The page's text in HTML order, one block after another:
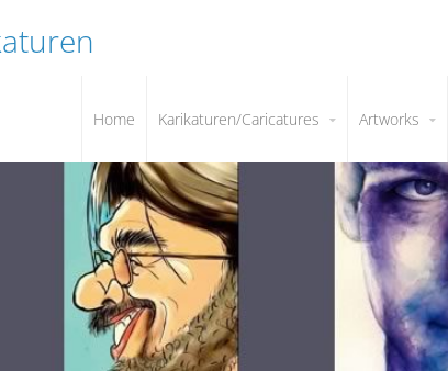
Home Karikaturen/Caricatures Artworks